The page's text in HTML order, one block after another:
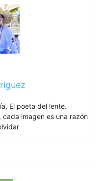
El poeta del lente.
imagen es una razón